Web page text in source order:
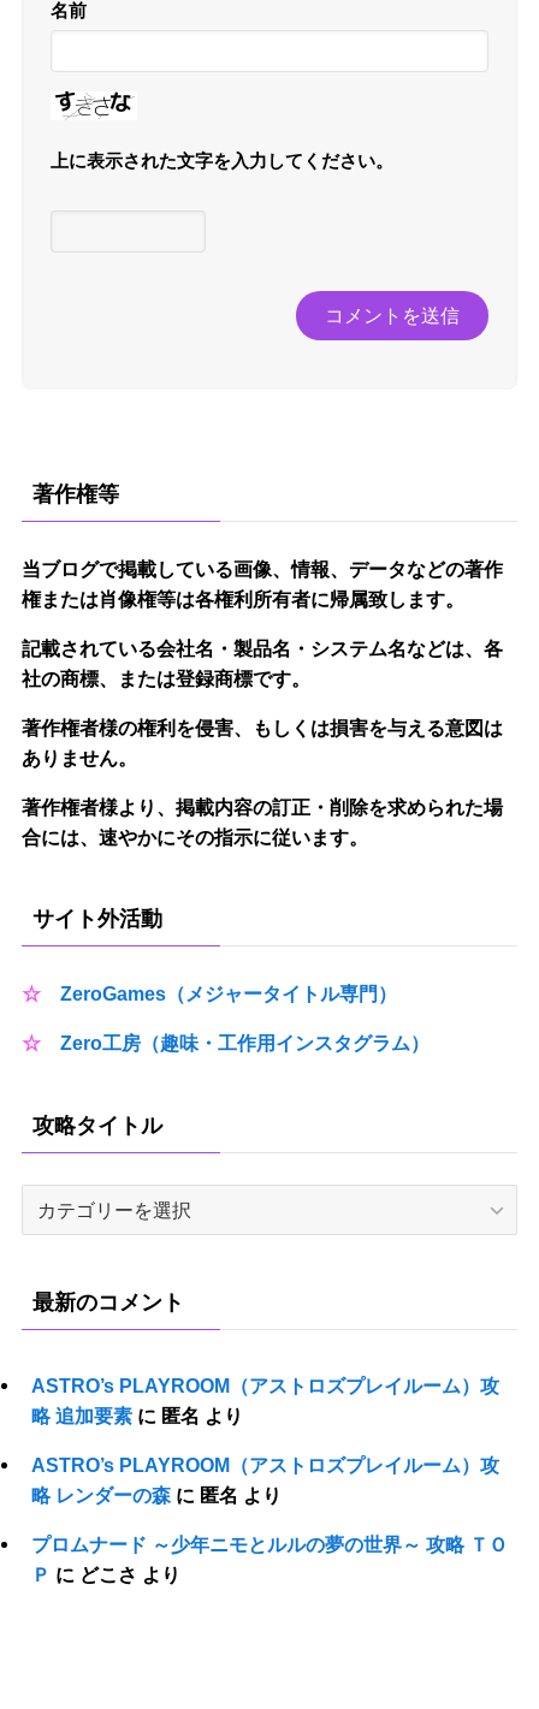
名前
上に表示された文字を入力してください。
著作権等
当ブログで掲載している画像、情報、データなどの著作
権または肖像権等は各権利所有者に帰属致します。
記載されている会社名・製品名・システム名などは、各
社の商標、または登録商標です。
著作権者様の権利を侵害、もしくは損害を与える意図は
ありません。
著作権者様より、掲載内容の訂正・削除を求められた場
合には、速やかにその指示に従います。
サイト外活動
☆ ZeroGames（メジャータイトル専門）
☆ Zero工房（趣味・工作用インスタグラム）
攻略タイトル
イ
最新のコメント
ASTRO’s PLAYROOM（アストロズプレイルーム）攻
略 追加要素に 匿名 より
ASTRO’s PLAYROOM（アストロズプレイルーム）攻
略 レンダーの森に 匿名 より
プロムナード ～少年ニモとルルの夢の世界～ 攻略 ＴＯ
Ｐ に どこさ より